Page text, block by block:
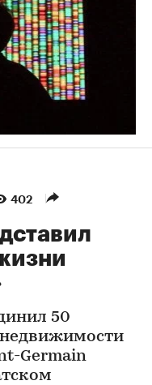
402
50
Germain